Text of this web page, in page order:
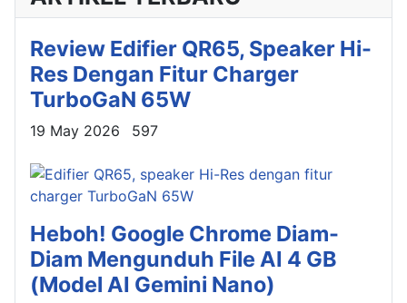
Review Edifier QR65, Speaker Hi-
Res Dengan Fitur Charger
TurboGaN 65W
Details
19 May 2026 597
Heboh! Google Chrome Diam-
Diam Mengunduh File AI 4 GB
(Model AI Gemini Nano)